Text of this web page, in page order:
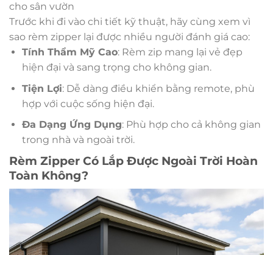
cho sân vườn
Trước khi đi vào chi tiết kỹ thuật, hãy cùng xem vì
sao rèm zipper lại được nhiều người đánh giá cao:
Tính Thẩm Mỹ Cao: Rèm zip mang lại vẻ đẹp
hiện đại và sang trọng cho không gian.
Tiện Lợi: Dễ dàng điều khiển bằng remote, phù
hợp với cuộc sống hiện đại.
Đa Dạng Ứng Dụng: Phù hợp cho cả không gian
trong nhà và ngoài trời.
Rèm Zipper Có Lắp Được Ngoài Trời Hoàn
Toàn Không?